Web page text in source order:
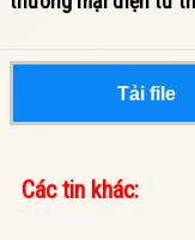
Tải file
Các tin khác: